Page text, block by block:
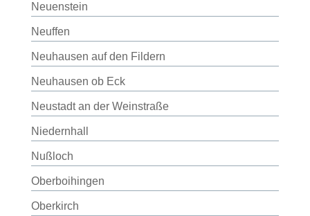
Neuenstein
Neuffen
Neuhausen auf den Fildern
Neuhausen ob Eck
Neustadt an der Weinstraße
Niedernhall
Nußloch
Oberboihingen
Oberkirch